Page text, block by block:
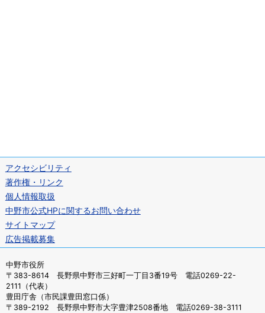
アクセシビリティ
著作権・リンク
個人情報取扱
中野市公式HPに関するお問い合わせ
サイトマップ
広告掲載募集
中野市役所
〒383-8614 長野県中野市三好町一丁目3番19号 電話0269-22-
2111（代表）
豊田庁舎（市民課豊田窓口係）
〒389-2192 長野県中野市大字豊津2508番地 電話0269-38-3111